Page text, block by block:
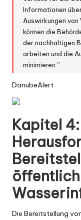
Informationen
Auswirkungen
können die
der nachhaltigen
arbeiten und die
minimieren.”
DanubeAlert
Kapitel 4:
Die Bereitstellung